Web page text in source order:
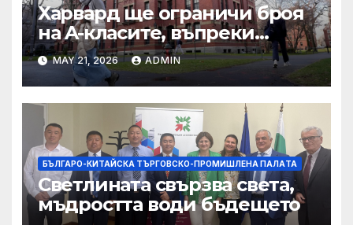
Харвард ще ограничи броя
на A-класите, въпреки
силната съпротива на
студентите
MAY 21, 2026 ADMIN
БЪЛГАРО-КИТАЙСКА ТЪРГОВСКО-ПРОМИШЛЕНА ПАЛAТА
Светлината свързва света,
мъдростта води бъдещето